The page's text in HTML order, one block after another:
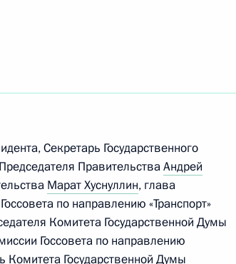
развития
Секретарь Государственного
ПравительстваАндрей
Марат Хуснуллин, глава
по направлению «Транспорт»
Комитета Государственной Думы
Госсовета по направлению
Комитета Государственной Думы